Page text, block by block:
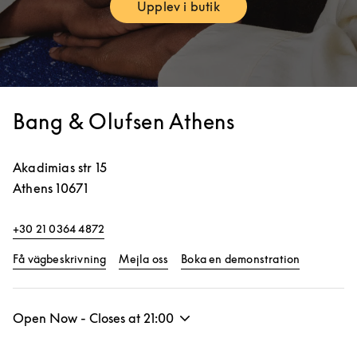
Upplev i butikLink Opens in New Tab
Bang & Olufsen Athens
Akadimias str 15
Athens 10671
+30 21 0364 4872
Få vägbeskrivningLink Opens in New Tab
Mejla oss Boka en demonstration
Open Now - Closes at 21:00